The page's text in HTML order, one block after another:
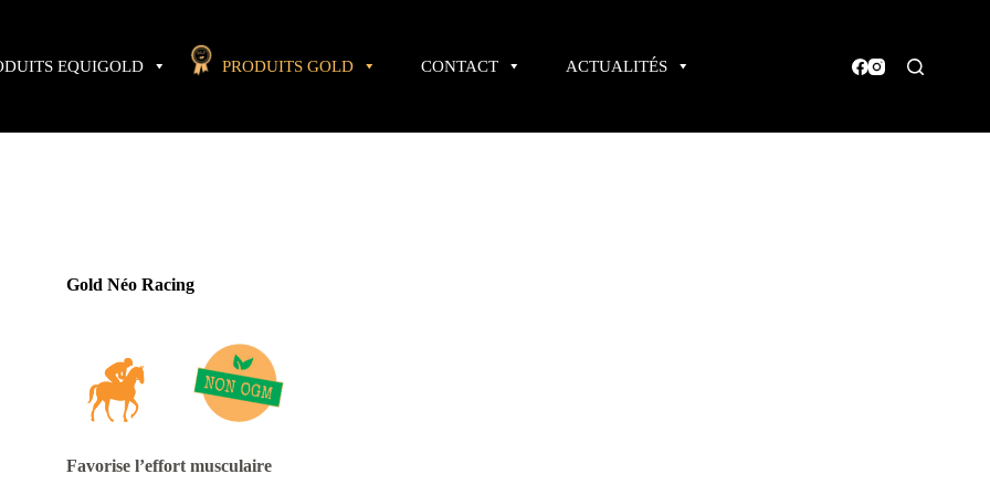
EQUIGOLD PRODUITS GOLD CONTACT ACTUALITÉS
Gold Néo Racing
Favorise l’effort musculaire